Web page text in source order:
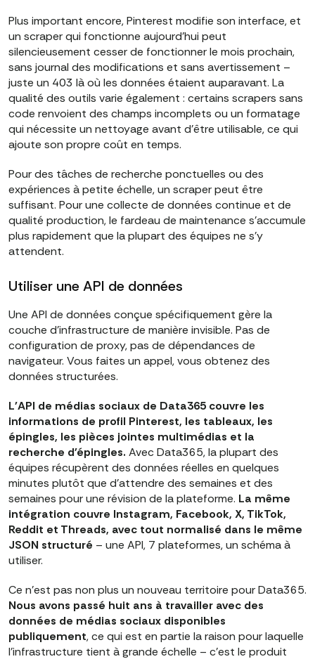
Plus important encore, Pinterest modifie son interface, et
un scraper qui fonctionne aujourd'hui peut
silencieusement cesser de fonctionner le mois prochain,
sans journal des modifications et sans avertissement –
juste un 403 là où les données étaient auparavant. La
qualité des outils varie également : certains scrapers sans
code renvoient des champs incomplets ou un formatage
qui nécessite un nettoyage avant d'être utilisable, ce qui
ajoute son propre coût en temps.
Pour des tâches de recherche ponctuelles ou des
expériences à petite échelle, un scraper peut être
suffisant. Pour une collecte de données continue et de
qualité production, le fardeau de maintenance s'accumule
plus rapidement que la plupart des équipes ne s'y
attendent.
Utiliser une API de données
Une API de données conçue spécifiquement gère la
couche d'infrastructure de manière invisible. Pas de
configuration de proxy, pas de dépendances de
navigateur. Vous faites un appel, vous obtenez des
données structurées.
L'API de médias sociaux de Data365 couvre les
informations de profil Pinterest, les tableaux, les
épingles, les pièces jointes multimédias et la
recherche d'épingles. Avec Data365, la plupart des
équipes récupèrent des données réelles en quelques
minutes plutôt que d'attendre des semaines et des
semaines pour une révision de la plateforme. La même
intégration couvre Instagram, Facebook, X, TikTok,
Reddit et Threads, avec tout normalisé dans le même
JSON structuré – une API, 7 plateformes, un schéma à
utiliser.
Ce n'est pas non plus un nouveau territoire pour Data365.
Nous avons passé huit ans à travailler avec des
données de médias sociaux disponibles
publiquement, ce qui est en partie la raison pour laquelle
l'infrastructure tient à grande échelle – c'est le produit